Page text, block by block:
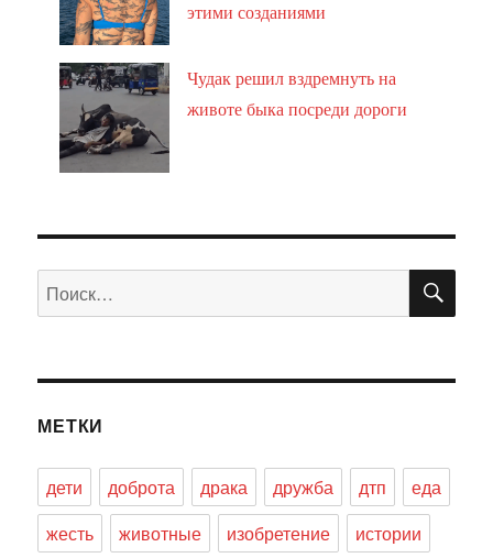
этими созданиями
Чудак решил вздремнуть на
животе быка посреди дороги
Искать:
МЕТКИ
дети доброта драка дружба дтп
еда
жесть
животные изобретение
истории